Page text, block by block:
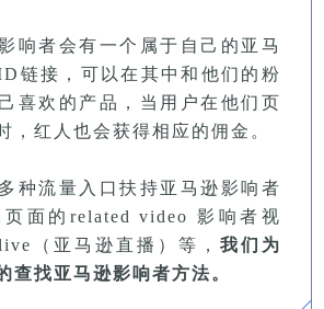
响者会有一个属于自己的亚马
链接，可以在其中和他们的粉
喜欢的产品，当用户在他们页
，红人也会获得相应的佣金。
种流量入口扶持亚马逊影响者
面的related video 影响者视
（亚马逊直播）等， 我们为
查找亚马逊影响者方法。